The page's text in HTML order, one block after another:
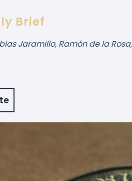
Brief
Jaramillo, Ramón de la